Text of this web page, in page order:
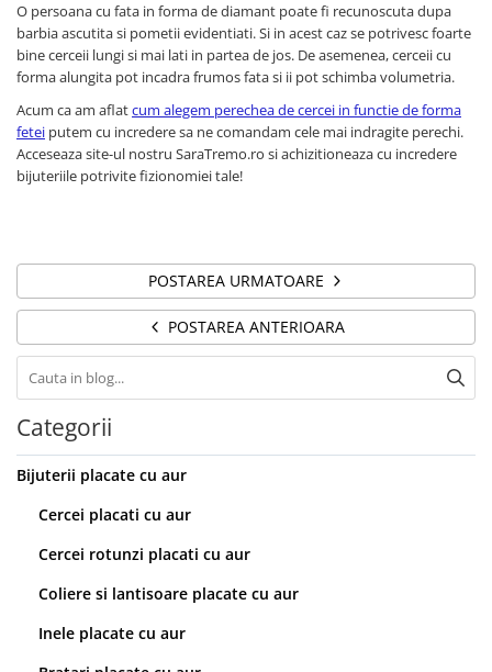
O persoana cu fata in forma de diamant poate fi recunoscuta dupa
barbia ascutita si pometii evidentiati. Si in acest caz se potrivesc foarte
bine cerceii lungi si mai lati in partea de jos. De asemenea, cerceii cu
forma alungita pot incadra frumos fata si ii pot schimba volumetria.
Acum ca am aflatcum alegem perechea de cercei in functie de forma
fetei putem cu incredere sa ne comandam cele mai indragite perechi.
Acceseaza site-ul nostru SaraTremo.ro si achizitioneaza cu incredere
bijuteriile potrivite fizionomiei tale!
POSTAREA URMATOARE
POSTAREA ANTERIOARA
Categorii
Bijuterii placate cu aur
Cercei placati cu aur
Cercei rotunzi placati cu aur
Coliere si lantisoare placate cu aur
Inele placate cu aur